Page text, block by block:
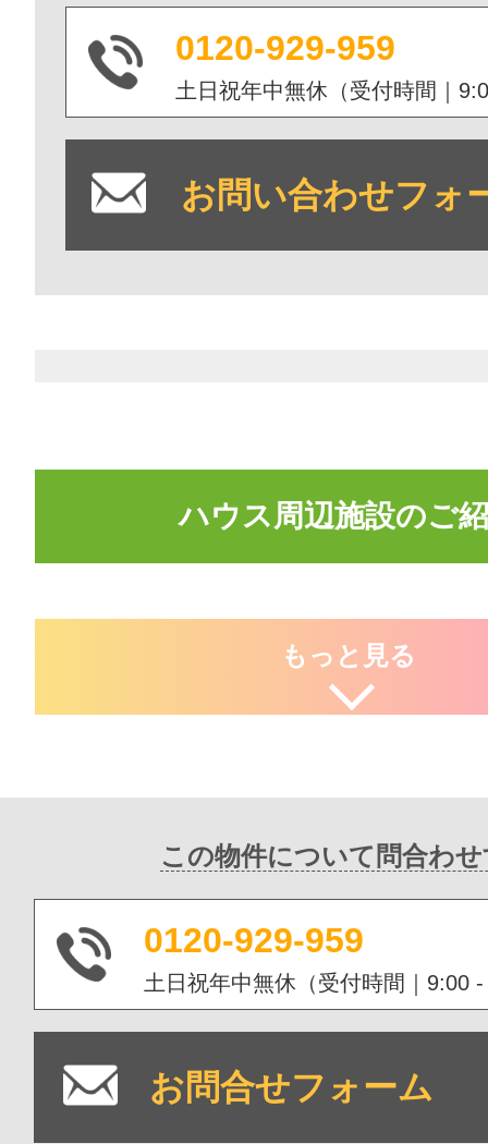
0120-929-959
土日祝年中無休（受付時間｜
お問い合わせフォ
ハウス周辺施設のご
もっと見る
この物件について問合わ
0120-929-959
土日祝年中無休（受付時間｜9:00
お問合せフォーム